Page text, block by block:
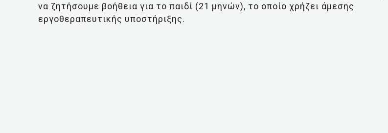
να ζητήσουμε βοήθεια για το παιδί (21 μηνών), το οποίο χρήζει άμεσης
εργοθεραπευτικής υποστήριξης.